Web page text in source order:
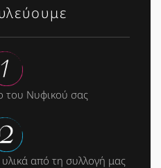
του Νυφικού σας
από τη συλλογή μας